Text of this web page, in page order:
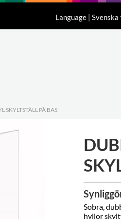
Language | Svenska
SKYLTSTÄLL PÅ BAS
Sobra,
hyllor